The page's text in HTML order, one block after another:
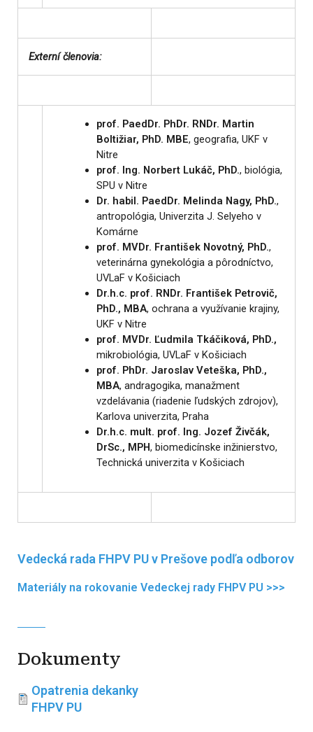
Externí členovia:
prof. PaedDr. PhDr. RNDr. Martin
Boltižiar, PhD. MBE, geografia, UKF v
Nitre
prof. Ing. Norbert Lukáč, PhD., biológia,
SPU v Nitre
Dr. habil. PaedDr. Melinda Nagy, PhD.,
antropológia, Univerzita J. Selyeho v
Komárne
prof. MVDr. František Novotný, PhD.,
veterinárna gynekológia a pôrodníctvo,
UVLaF v Košiciach
Dr.h.c. prof. RNDr. František Petrovič,
PhD., MBA, ochrana a využívanie krajiny,
UKF v Nitre
prof. MVDr. Ľudmila Tkáčiková, PhD.,
mikrobiológia, UVLaF v Košiciach
prof. PhDr. Jaroslav Veteška, PhD.,
MBA, andragogika, manažment
vzdelávania (riadenie ľudských zdrojov),
Karlova univerzita, Praha
Dr.h.c. mult. prof. Ing. Jozef Živčák,
DrSc., MPH, biomedicínske inžinierstvo,
Technická univerzita v Košiciach
Vedecká rada FHPV PU v Prešove podľa odborov
Materiály na rokovanie Vedeckej rady FHPV PU >>>
Dokumenty
Opatrenia dekanky
FHPV PU